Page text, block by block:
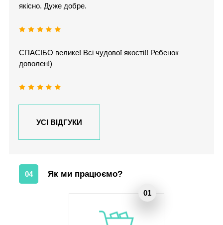
якісно. Дуже добре.
СПАСІБО велике! Всі чудової якості!! Ребенок
доволен!)
УСІ ВІДГУКИ
04 Як ми працюємо?